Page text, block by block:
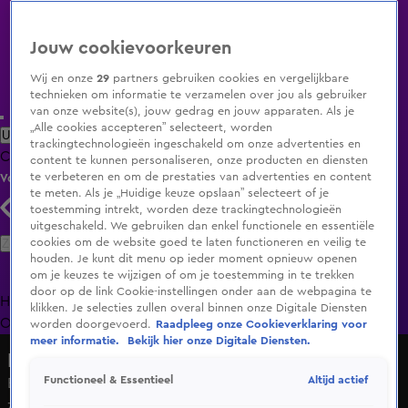
Uitzending Gemist Populaire programma's Zenders Genres
ClipsFilmsRadioSmart TV inlogShop
Volg KIJK
Zoeken
HomeUitzending Gemist Programma's De Bondgenoten
OranjezomerLivestreamsShop
Brijan heeft geen contact meer met zijn kind: 'Toen heeft
Jouw cookievoorkeuren
Wij en onze29 partners gebruiken cookies en vergelijkbare
technieken om informatie te verzamelen over jou als gebruiker
van onze website(s), jouw gedrag en jouw apparaten. Als je
„Alle cookies accepteren” selecteert, worden
trackingtechnologieën ingeschakeld om onze advertenties en
content te kunnen personaliseren, onze producten en diensten
te verbeteren en om de prestaties van advertenties en content
te meten. Als je „Huidige keuze opslaan” selecteert of je
toestemming intrekt, worden deze trackingtechnologieën
uitgeschakeld. We gebruiken dan enkel functionele en essentiële
cookies om de website goed te laten functioneren en veilig te
houden. Je kunt dit menu op ieder moment opnieuw openen
om je keuzes te wijzigen of om je toestemming in te trekken
door op de link Cookie-instellingen onder aan de webpagina te
klikken. Je selecties zullen overal binnen onze Digitale Diensten
worden doorgevoerd.
Raadpleeg onze Cookieverklaring voor
meer informatie.
Bekijk hier onze Digitale Diensten.
Functioneel & Essentieel Altijd actief